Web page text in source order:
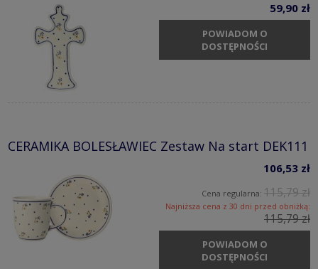
59,90 zł
POWIADOM O
DOSTĘPNOŚCI
CERAMIKA BOLESŁAWIEC Zestaw Na start DEK111
106,53 zł
Cena regularna: 115,79 zł
Najniższa cena z 30 dni przed obniżką:
115,79 zł
POWIADOM O
DOSTĘPNOŚCI